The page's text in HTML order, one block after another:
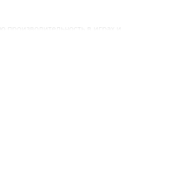
в играх и
магазина.
(RuStore)